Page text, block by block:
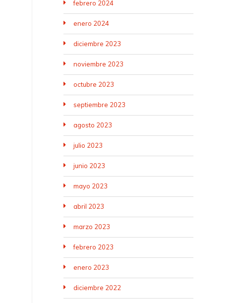
febrero 2024
enero 2024
diciembre 2023
noviembre 2023
octubre 2023
septiembre 2023
agosto 2023
julio 2023
junio 2023
mayo 2023
abril 2023
marzo 2023
febrero 2023
enero 2023
diciembre 2022